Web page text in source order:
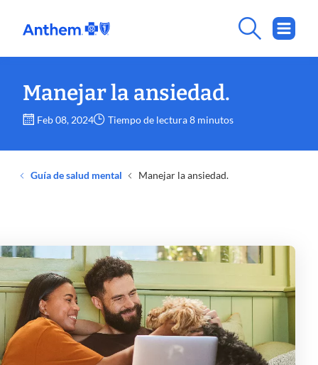
Manejar la ansiedad.
Feb 08, 2024 Tiempo de lectura 8 minutos
Guía de salud mental Manejar la ansiedad.